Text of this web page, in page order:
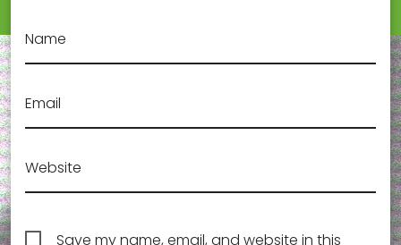
Name
Email
Website
Save my name, email, and website in this